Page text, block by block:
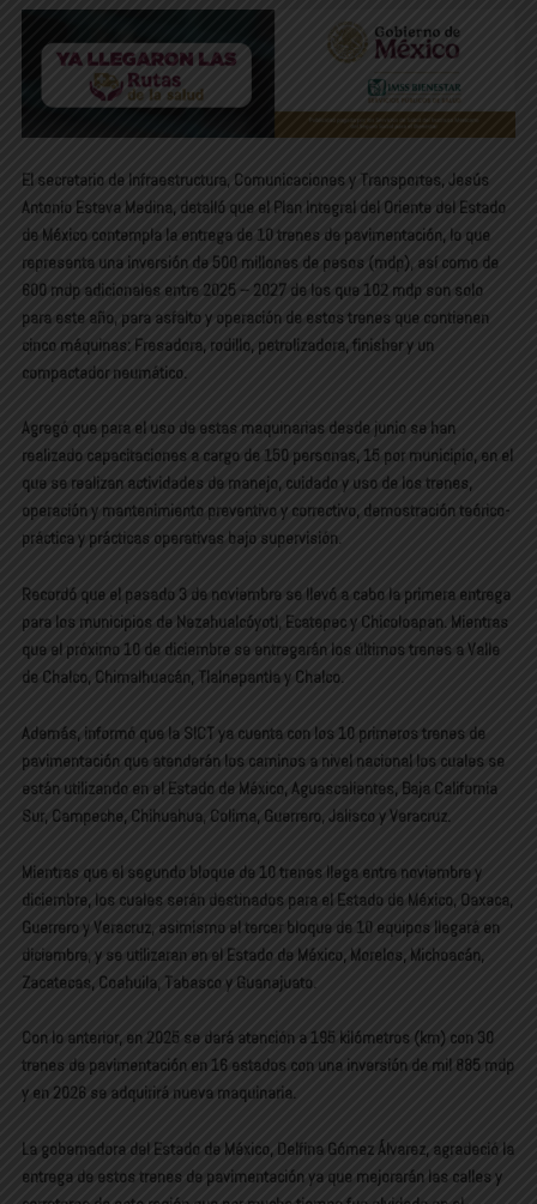
El secretario de Infraestructura, Comunicaciones y Transportes, Jesús
Antonio Esteva Medina, detalló que el Plan Integral del Oriente del Estado
de México contempla la entrega de 10 trenes de pavimentación, lo que
representa una inversión de 500 millones de pesos (mdp), así como de
600 mdp adicionales entre 2025 – 2027 de los que 102 mdp son solo
para este año, para asfalto y operación de estos trenes que contienen
cinco máquinas: Fresadora, rodillo, petrolizadora, finisher y un
compactador neumático.
Agregó que para el uso de estas maquinarias desde junio se han
realizado capacitaciones a cargo de 150 personas, 15 por municipio, en el
que se realizan actividades de manejo, cuidado y uso de los trenes,
operación y mantenimiento preventivo y correctivo, demostración teórico-
práctica y prácticas operativas bajo supervisión.
Recordó que el pasado 3 de noviembre se llevó a cabo la primera entrega
para los municipios de Nezahualcóyotl, Ecatepec y Chicoloapan. Mientras
que el próximo 10 de diciembre se entregarán los últimos trenes a Valle
de Chalco, Chimalhuacán, Tlalnepantla y Chalco.
Además, informó que la SICT ya cuenta con los 10 primeros trenes de
pavimentación que atenderán los caminos a nivel nacional los cuales se
están utilizando en el Estado de México, Aguascalientes, Baja California
Sur, Campeche, Chihuahua, Colima, Guerrero, Jalisco y Veracruz.
Mientras que el segundo bloque de 10 trenes llega entre noviembre y
diciembre, los cuales serán destinados para el Estado de México, Oaxaca,
Guerrero y Veracruz, asimismo el tercer bloque de 10 equipos llegará en
diciembre, y se utilizaran en el Estado de México, Morelos, Michoacán,
Zacatecas, Coahuila, Tabasco y Guanajuato.
Con lo anterior, en 2025 se dará atención a 195 kilómetros (km) con 30
trenes de pavimentación en 16 estados con una inversión de mil 885 mdp
y en 2026 se adquirirá nueva maquinaria.
La gobernadora del Estado de México, Delfina Gómez Álvarez, agradeció la
entrega de estos trenes de pavimentación ya que mejorarán las calles y